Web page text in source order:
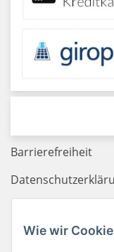
Wie wir
Barrierefreiheit
Newsletter